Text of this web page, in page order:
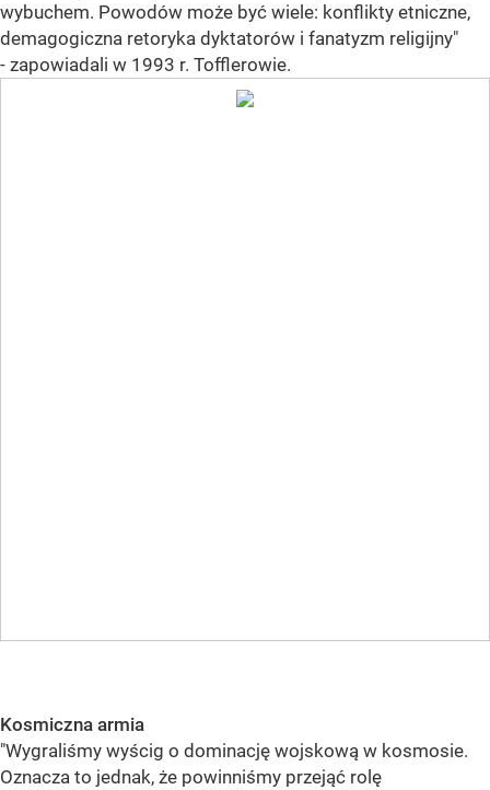
wybuchem. Powodów może być wiele: konflikty etniczne,
demagogiczna retoryka dyktatorów i fanatyzm religijny"
- zapowiadali w 1993 r. Tofflerowie.
Kosmiczna armia
"Wygraliśmy wyścig o dominację wojskową w kosmosie.
Oznacza to jednak, że powinniśmy przejąć rolę